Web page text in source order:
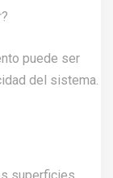
puede ser
del sistema.